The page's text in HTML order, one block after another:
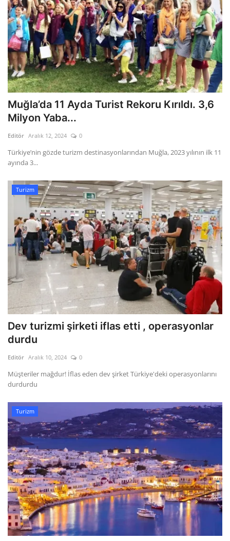
Muğla’da 11 Ayda Turist Rekoru Kırıldı. 3,6
Milyon Yaba...
Editör Aralık 12, 2024 0
Türkiye’nin gözde turizm destinasyonlarından Muğla, 2023 yılının ilk 11
ayında 3...
Turizm
Dev turizmi şirketi iflas etti , operasyonlar
durdu
Editör Aralık 10, 2024 0
Müşteriler mağdur! İflas eden dev şirket Türkiye'deki operasyonlarını
durdurdu
Turizm